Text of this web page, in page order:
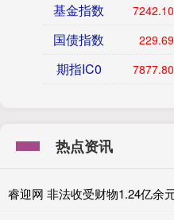
基金指数 7242.10
国债指数 229.69
期指IC0 7877.80
热点资讯